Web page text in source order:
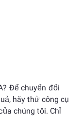
Để chuyển đổi
hãy thử công cụ
chúng tôi. Chỉ